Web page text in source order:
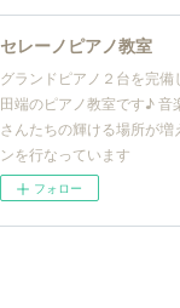
セレーノピアノ教室
グランドピアノ２台を完備
田端のピアノ教室です♪ 音
さんたちの輝ける場所が増
ンを行なっています
フォロー